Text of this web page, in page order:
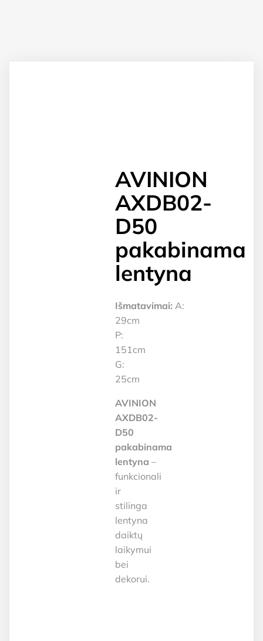
AVINION
AXDB02-
D50
pakabinama
lentyna
Išmatavimai: A:
29cm
P:
151cm
G:
25cm
AVINION
AXDB02-
D50
pakabinama
lentyna –
funkcionali
ir
stilinga
lentyna
daiktų
laikymui
bei
dekorui.